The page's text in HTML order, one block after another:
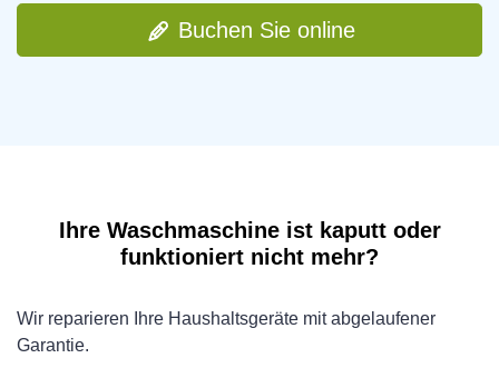
Buchen Sie online
Ihre Waschmaschine ist kaputt oder
funktioniert nicht mehr?
Wir reparieren Ihre Haushaltsgeräte mit abgelaufener
Garantie.